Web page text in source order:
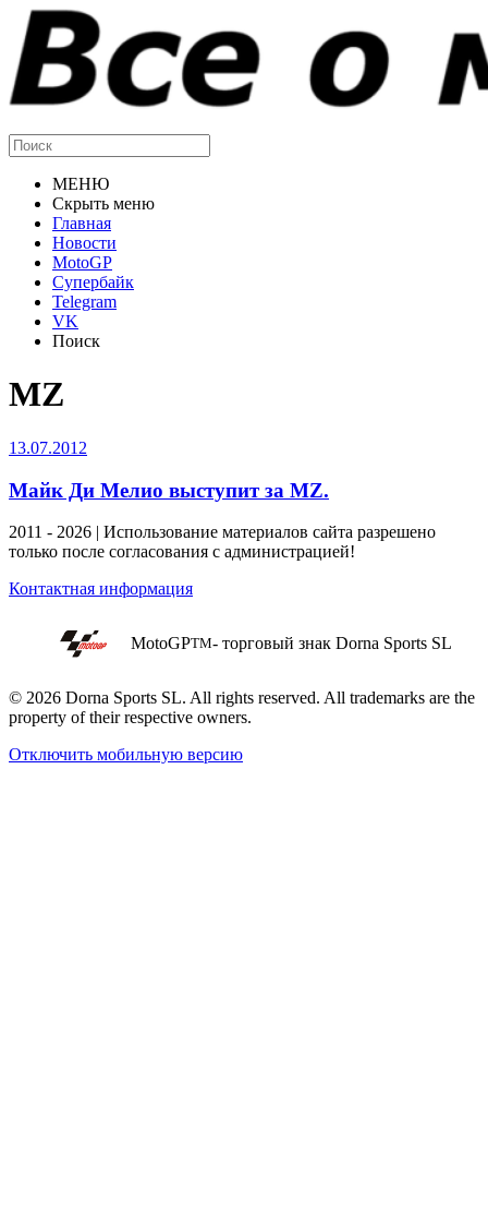
МЕНЮ
Скрыть меню
Главная
Новости
MotoGP
Супербайк
Telegram
VK
Поиск
MZ
13.07.2012
Майк Ди Мелио выступит за MZ.
2011 - 2026 | Использование материалов сайта разрешено
только после согласования с администрацией!
Контактная информация
MotoGPTM- торговый знак Dorna Sports SL
© 2026 Dorna Sports SL. All rights reserved. All trademarks are the
property of their respective owners.
Отключить мобильную версию